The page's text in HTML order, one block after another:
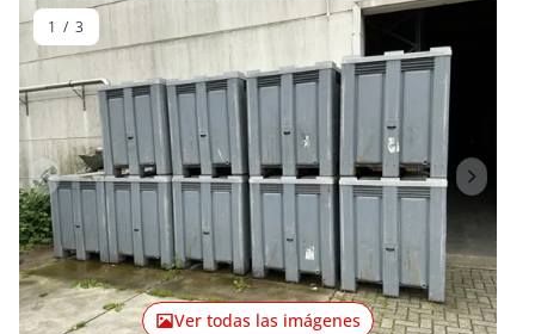
Artículo anterior
Ver todas las imágenes
1 / 3